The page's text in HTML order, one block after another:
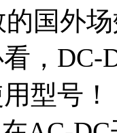
的国外
，DC-
型号！